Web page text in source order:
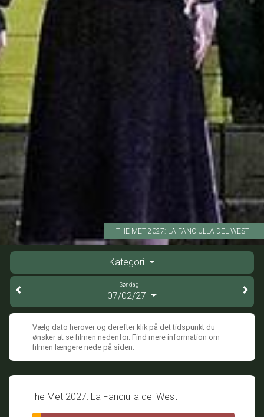
THE MET 2027: LA FANCIULLA DEL WEST
Kategori
Søndag
07/02/27
Vælg dato herover og derefter klik på det tidspunkt du
ønsker at se filmen nedenfor. Find mere information om
filmen længere nede på siden.
The Met 2027: La Fanciulla del West